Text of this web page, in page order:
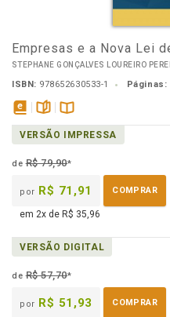
Empresas e a Nova Lei
STEPHANE GONÇALVES LOUREIRO
ISBN: 978652630533-1 Páginas:
disponível
em
páginasDisponível
na
VERSÃO IMPRESSA
deR$ 79,90*
por R$ 71,91 COMPRAR
em 2x de R$ 35,96
VERSÃO DIGITAL
deR$ 57,70*
por R$ 51,93 COMPRAR